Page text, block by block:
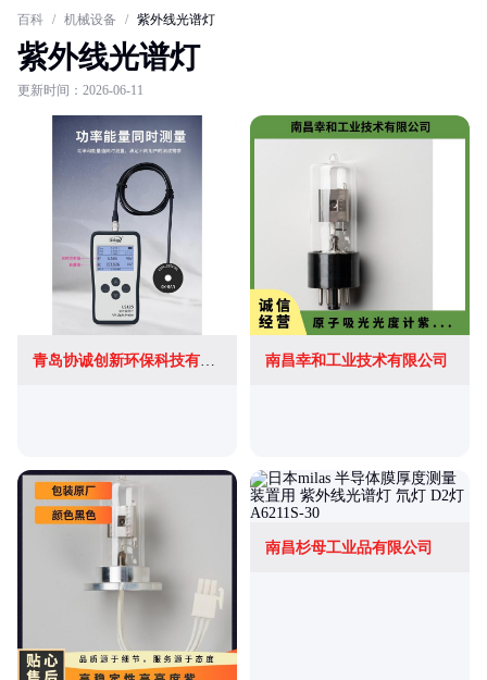
百科 / 机械设备 / 紫外线光谱灯
紫外线光谱灯
更新时间：2026-06-11
青岛协诚创新环保科技有限公司 南昌幸和工业技术有限公司
南昌杉母工业品有限公司